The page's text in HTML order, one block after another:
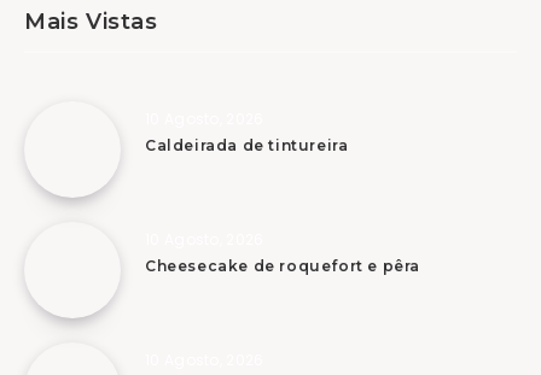
Mais Vistas
Caldeirada de tintureira
Cheesecake de roquefort e pêra